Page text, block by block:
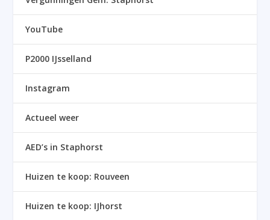
YouTube
P2000 IJsselland
Instagram
Actueel weer
AED’s in Staphorst
Huizen te koop: Rouveen
Huizen te koop: IJhorst